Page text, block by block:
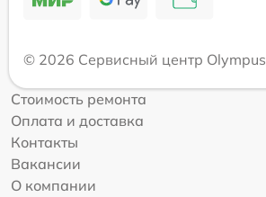
© 2026 Сервисный центр Olympus
Стоимость ремонта
Оплата и доставка
Контакты
Вакансии
О компании